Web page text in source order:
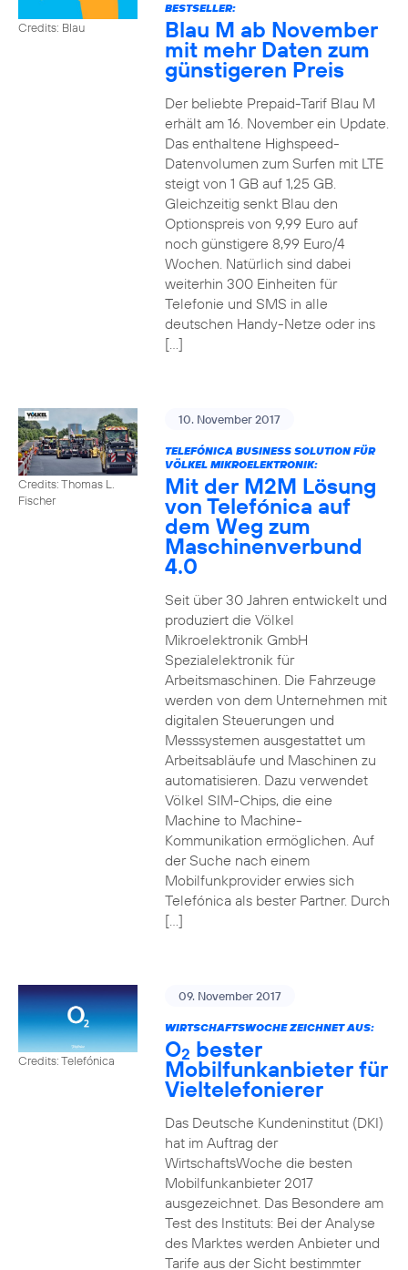
Credits: Blau
BESTSELLER:
Blau M ab November
mit mehr Daten zum
günstigeren Preis
Der beliebte Prepaid-Tarif Blau M
erhält am 16. November ein Update.
Das enthaltene Highspeed-
Datenvolumen zum Surfen mit LTE
steigt von 1 GB auf 1,25 GB.
Gleichzeitig senkt Blau den
Optionspreis von 9,99 Euro auf
noch günstigere 8,99 Euro/4
Wochen. Natürlich sind dabei
weiterhin 300 Einheiten für
Telefonie und SMS in alle
deutschen Handy-Netze oder ins
[…]
Credits: Thomas L.
Fischer
10. November 2017
TELEFÓNICA BUSINESS SOLUTION FÜR
VÖLKEL MIKROELEKTRONIK:
Mit der M2M Lösung
von Telefónica auf
dem Weg zum
Maschinenverbund
4.0
Seit über 30 Jahren entwickelt und
produziert die Völkel
Mikroelektronik GmbH
Spezialelektronik für
Arbeitsmaschinen. Die Fahrzeuge
werden von dem Unternehmen mit
digitalen Steuerungen und
Messsystemen ausgestattet um
Arbeitsabläufe und Maschinen zu
automatisieren. Dazu verwendet
Völkel SIM-Chips, die eine
Machine to Machine-
Kommunikation ermöglichen. Auf
der Suche nach einem
Mobilfunkprovider erwies sich
Telefónica als bester Partner. Durch
[…]
Credits: Telefónica
09. November 2017
WIRTSCHAFTSWOCHE ZEICHNET AUS:
O2 bester
Mobilfunkanbieter für
Vieltelefonierer
Das Deutsche Kundeninstitut (DKI)
hat im Auftrag der
WirtschaftsWoche die besten
Mobilfunkanbieter 2017
ausgezeichnet. Das Besondere am
Test des Instituts: Bei der Analyse
des Marktes werden Anbieter und
Tarife aus der Sicht bestimmter